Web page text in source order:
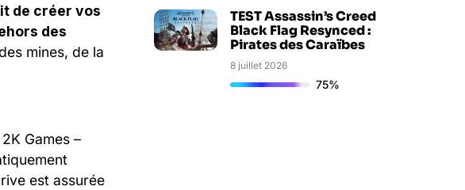
de créer vos
des
mines, de la
Games –
est assurée
TEST Assassin’s Creed
Black Flag Resynced :
Pirates des Caraïbes
8 juillet 2026
75%